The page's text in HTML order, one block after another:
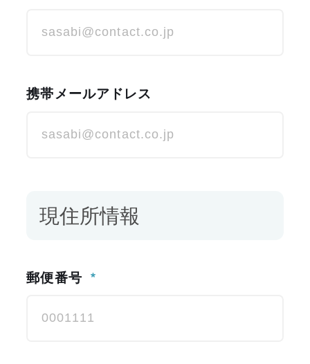
ONLINE SHOP
携帯メールアドレス
現住所情報
郵便番号